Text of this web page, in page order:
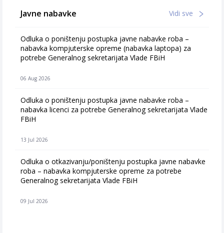
Javne nabavke Vidi sve
Odluka o poništenju postupka javne nabavke roba –
nabavka kompjuterske opreme (nabavka laptopa) za
potrebe Generalnog sekretarijata Vlade FBiH
06 Aug 2026
Odluka o poništenju postupka javne nabavke roba –
nabavka licenci za potrebe Generalnog sekretarijata Vlade
FBiH
13 Jul 2026
Odluka o otkazivanju/poništenju postupka javne nabavke
roba – nabavka kompjuterske opreme za potrebe
Generalnog sekretarijata Vlade FBiH
09 Jul 2026